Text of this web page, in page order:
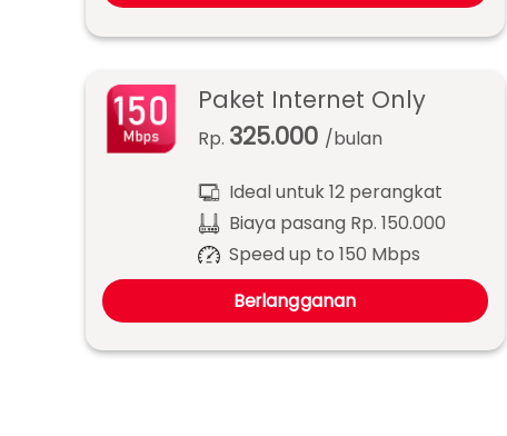
Paket Internet Only
Rp. 325.000 /bulan
Ideal untuk 12 perangkat
Biaya pasang Rp. 150.000
Speed up to 150 Mbps
Berlangganan